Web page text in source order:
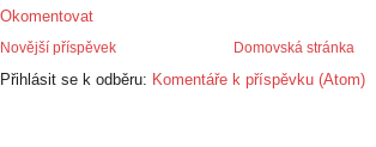
Okomentovat
Novější příspěvek Domovská stránka
Přihlásit se k odběru: Komentáře k příspěvku (Atom)